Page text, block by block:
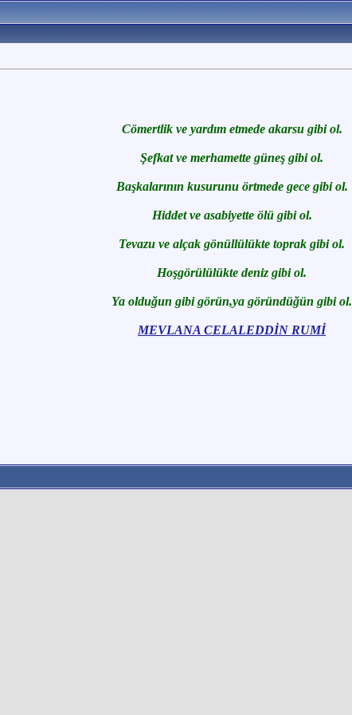
Cömertlik ve yardım etmede akarsu gibi ol.
Şefkat ve merhamette güneş gibi ol.
Başkalarının kusurunu örtmede gece gibi ol.
Hiddet ve asabiyette ölü gibi ol.
Tevazu ve alçak gönüllülükte toprak gibi ol.
Hoşgörülülükte deniz gibi ol.
Ya olduğun gibi görün,ya göründüğün gibi ol.
MEVLANA CELALEDDİN RUMİ